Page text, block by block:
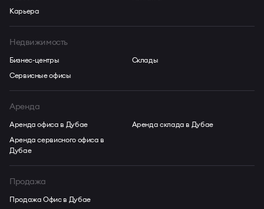
Карьера
Недвижимость
Бизнес-центры
Сервисные офисы
Склады
Аренда
Аренда офиса в Дубае
Аренда сервисного офиса в
Дубае
Аренда склада в Дубае
Продажа
Продажа Офис в Дубае